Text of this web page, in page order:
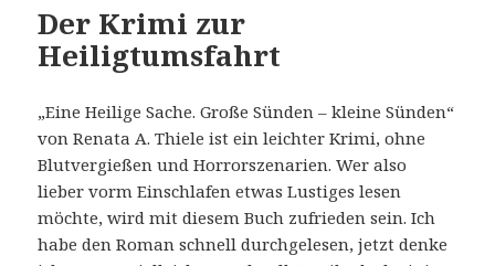
Der Krimi zur
Heiligtumsfahrt
„Eine Heilige Sache. Große Sünden – kleine Sünden“
von Renata A. Thiele ist ein leichter Krimi, ohne
Blutvergießen und Horrorszenarien. Wer also
lieber vorm Einschlafen etwas Lustiges lesen
möchte, wird mit diesem Buch zufrieden sein. Ich
habe den Roman schnell durchgelesen, jetzt denke